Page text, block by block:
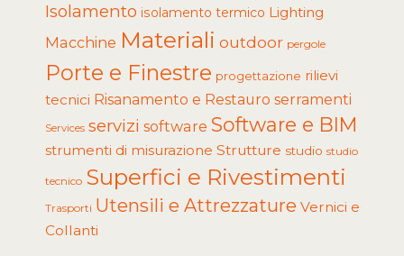
Isolamento isolamento termico Lighting
Macchine Materiali outdoor pergole
Porte e Finestre progettazione rilievi
tecnici Risanamento e Restauro serramenti
Services servizi software Software e BIM
strumenti di misurazione Strutture studio studio
tecnico Superfici e Rivestimenti
Trasporti Utensili e Attrezzature Vernici e
Collanti